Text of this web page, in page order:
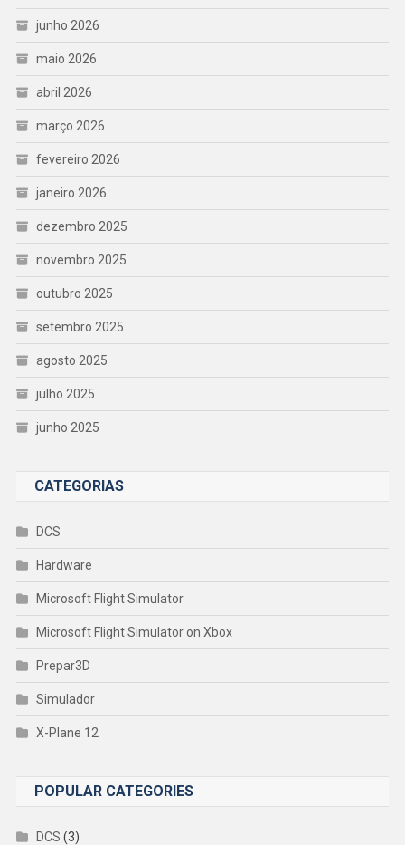
junho 2026
maio 2026
abril 2026
março 2026
fevereiro 2026
janeiro 2026
dezembro 2025
novembro 2025
outubro 2025
setembro 2025
agosto 2025
julho 2025
junho 2025
CATEGORIAS
DCS
Hardware
Microsoft Flight Simulator
Microsoft Flight Simulator on Xbox
Prepar3D
Simulador
X-Plane 12
POPULAR CATEGORIES
DCS (3)